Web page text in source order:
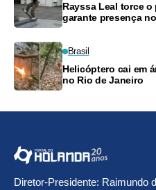
Rayssa Leal torce
garante presença
Brasil
Helicóptero cai em
no Rio de Janeiro
Diretor-Presidente: Raimundo